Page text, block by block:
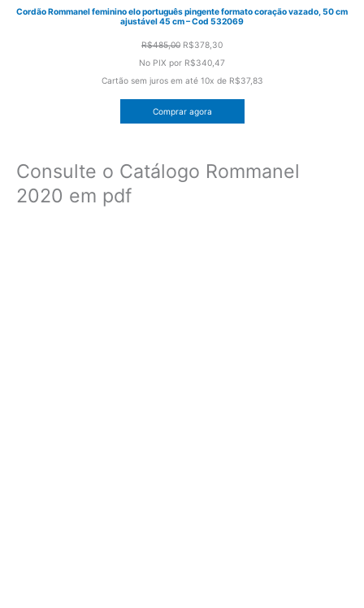
Cordão Rommanel feminino elo português pingente formato coração vazado, 50 cm
ajustável 45 cm – Cod 532069
R$485,00 O
preço
original
era:
R$485,00.
R$378,30O
preço
atual
é:
No PIX por R$340,47
Cartão sem juros em até 10x deR$37,83
Comprar agora
Consulte o Catálogo Rommanel
2020 em pdf